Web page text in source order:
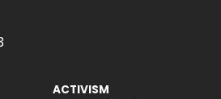
ACTIVISM